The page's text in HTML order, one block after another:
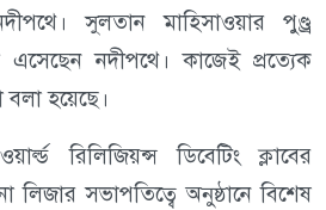
সুলতান মাহিসাওয়ার পুণ্ড্র
এসেছেন নদীপথে। কাজেই প্রত্যেক
বলা হয়েছে।
রিলিজিয়ন্স ডিবেটিং ক্লাবের
সভাপতিত্বে অনুষ্ঠানে বিশেষ